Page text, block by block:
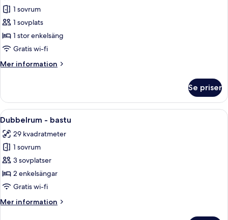
för
Enkelrum
1 sovrum
1 sovplats
1 stor enkelsäng
Gratis wi-fi
Mer information
Mer
Se priser
Öppna
alla
foton
för
Dubbelrum
-
bastu
Ett hotellrum med en sänggavel i
5
Dubbelrum - bastu
29 kvadratmeter
1 sovrum
3 sovplatser
2 enkelsängar
Gratis wi-fi
Mer information
Mer